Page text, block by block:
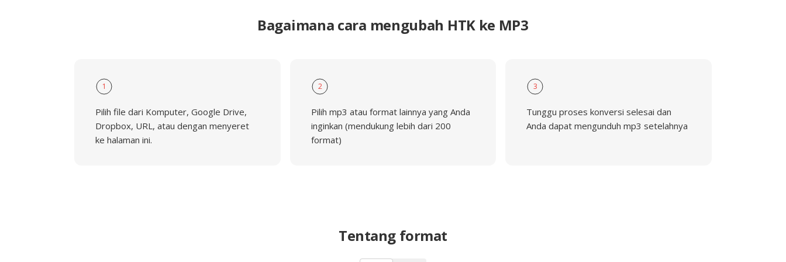
Bagaimana cara mengubah HTK ke MP3
1
Pilih file dari Komputer, Google Drive,
Dropbox, URL, atau dengan menyeret
ke halaman ini.
2
Pilih mp3 atau format lainnya yang Anda
inginkan (mendukung lebih dari 200
format)
3
Tunggu proses konversi selesai dan
Anda dapat mengunduh mp3 setelahnya
Tentang format